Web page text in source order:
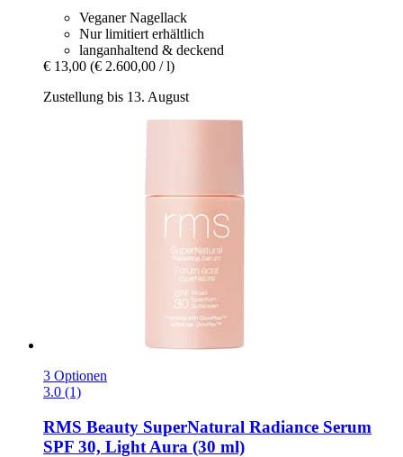
Veganer Nagellack
Nur limitiert erhältlich
langanhaltend & deckend
€ 13,00 (€ 2.600,00 / l)
Zustellung bis 13. August
3 Optionen
3.0 (1)
RMS Beauty SuperNatural Radiance Serum
SPF 30, Light Aura (30 ml)